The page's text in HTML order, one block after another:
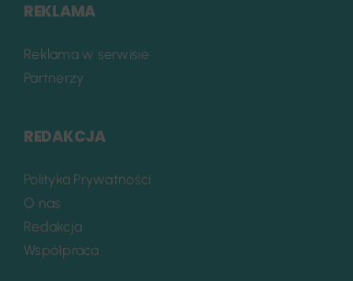
REKLAMA
Reklama w serwisie
Partnerzy
REDAKCJA
Polityka Prywatności
O nas
Redakcja
Współpraca